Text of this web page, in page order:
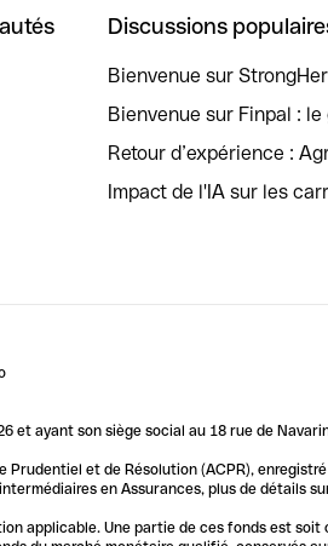
Discussions
Bienvenue sur
Bienvenue sur Finpal :
Retour d’expérience :
Impact de l'IA sur les
et ayant son siège social au 18 rue de
et de Résolution (ACPR),
en Assurances, plus de détails
applicable. Une partie de ces fonds est